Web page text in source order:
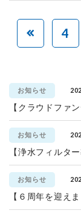
4
お知らせ
【クラウドファ
お知らせ
【浄水フィルタ
お知らせ
【６周年を迎えま